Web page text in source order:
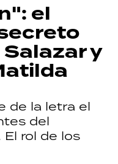
el
y
de la letra el
del
rol de los